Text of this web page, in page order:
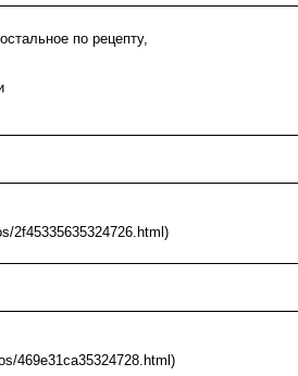
по рецепту,
2f45335635324726.html)
469e31ca35324728.html)